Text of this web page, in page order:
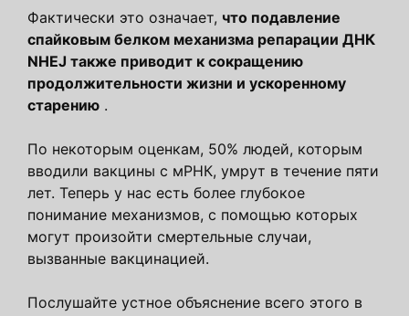
Фактически это означает, что подавление
спайковым белком механизма репарации ДНК
NHEJ также приводит к сокращению
продолжительности жизни и ускоренному
старению .
По некоторым оценкам, 50% людей, которым
вводили вакцины с мРНК, умрут в течение пяти
лет. Теперь у нас есть более глубокое
понимание механизмов, с помощью которых
могут произойти смертельные случаи,
вызванные вакцинацией.
Послушайте устное объяснение всего этого в